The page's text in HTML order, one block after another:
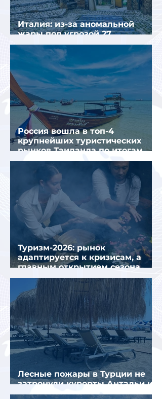
Италия: из-за аномальной
жары под угрозой 27
крупнейших городов
Россия вошла в топ-4
крупнейших туристических
рынков Таиланда по итогам
семи месяцев 2026 года
Туризм-2026: рынок
адаптируется к кризисам, а
главным открытием сезона
стал Вьетнам
Лесные пожары в Турции не
затронули курорты Антальи и
Муглы